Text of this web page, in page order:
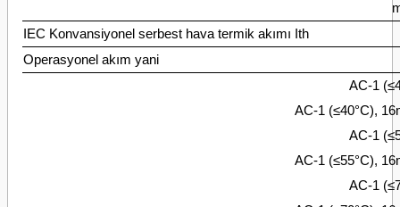
IEC Konvansiyonel serbest hava termik akımı Ith
Operasyonel akım yani
AC-1
AC-1 (≤40°C),
AC-1
AC-1 (≤55°C),
AC-1